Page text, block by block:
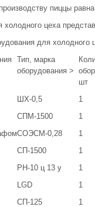
пиццы равна
цеха
для холодного
Тип, марка
оборудования >
шт
ШХ-0,5 1
СПМ-1500 1
СОЭСМ-0,28 1
СП-1500 1
РН-10 ц 13 у 1
LGD 1
СП-125 1